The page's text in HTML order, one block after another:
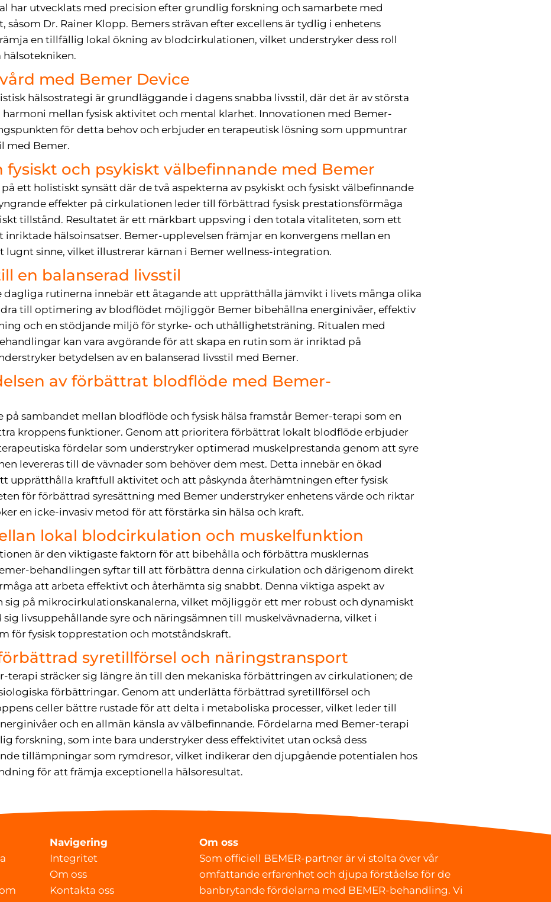
har utvecklats med precision efter grundlig forskning och samarbete med
såsom Dr. Rainer Klopp. Bemers strävan efter excellens är tydlig i enhetens
en tillfällig lokal ökning av blodcirkulationen, vilket understryker dess roll
hälsotekniken.
med Bemer Device
hälsostrategi är grundläggande i dagens snabba livsstil, där det är av största
mellan fysisk aktivitet och mental klarhet. Innovationen med Bemer-
för detta behov och erbjuder en terapeutisk lösning som uppmuntrar
med Bemer.
fysiskt och psykiskt välbefinnande med Bemer
ett holistiskt synsätt där de två aspekterna av psykiskt och fysiskt välbefinnande
effekter på cirkulationen leder till förbättrad fysisk prestationsförmåga
tillstånd. Resultatet är ett märkbart uppsving i den totala vitaliteten, som ett
inriktade hälsoinsatser. Bemer-upplevelsen främjar en konvergens mellan en
lugnt sinne, vilket illustrerar kärnan i Bemer wellness-integration.
en balanserad livsstil
dagliga rutinerna innebär ett åtagande att upprätthålla jämvikt i livets många olika
till optimering av blodflödet möjliggör Bemer bibehållna energinivåer, effektiv
och en stödjande miljö för styrke- och uthållighetsträning. Ritualen med
kan vara avgörande för att skapa en rutin som är inriktad på
betydelsen av en balanserad livsstil med Bemer.
av förbättrat blodflöde med Bemer-
sambandet mellan blodflöde och fysisk hälsa framstår Bemer-terapi som en
kroppens funktioner. Genom att prioritera förbättrat lokalt blodflöde erbjuder
fördelar som understryker optimerad muskelprestanda genom att syre
levereras till de vävnader som behöver dem mest. Detta innebär en ökad
upprätthålla kraftfull aktivitet och att påskynda återhämtningen efter fysisk
för förbättrad syresättning med Bemer understryker enhetens värde och riktar
en icke-invasiv metod för att förstärka sin hälsa och kraft.
lokal blodcirkulation och muskelfunktion
är den viktigaste faktorn för att bibehålla och förbättra musklernas
behandlingen syftar till att förbättra denna cirkulation och därigenom direkt
att arbeta effektivt och återhämta sig snabbt. Denna viktiga aspekt av
sig på mikrocirkulationskanalerna, vilket möjliggör ett mer robust och dynamiskt
livsuppehållande syre och näringsämnen till muskelvävnaderna, vilket i
för fysisk topprestation och motståndskraft.
syretillförsel och näringstransport
terapi sträcker sig längre än till den mekaniska förbättringen av cirkulationen; de
förbättringar. Genom att underlätta förbättrad syretillförsel och
celler bättre rustade för att delta i metaboliska processer, vilket leder till
och en allmän känsla av välbefinnande. Fördelarna med Bemer-terapi
forskning, som inte bara understryker dess effektivitet utan också dess
tillämpningar som rymdresor, vilket indikerar den djupgående potentialen hos
för att främja exceptionella hälsoresultat.
Navigering
Integritet
Om oss
Kontakta oss
Om oss
Som officiell BEMER-partner är vi stolta över vår
omfattande erfarenhet och djupa förståelse för de
banbrytande fördelarna med BEMER-behandling. Vi